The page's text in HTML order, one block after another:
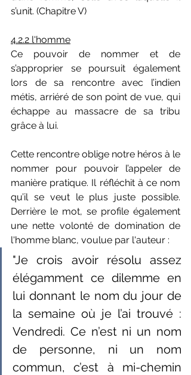
s’unit. (Chapitre V)
4.2.2 l'homme
Ce pouvoir de nommer et de
s’approprier se poursuit également
lors de sa rencontre avec l’indien
métis, arriéré de son point de vue, qui
échappe au massacre de sa tribu
grâce à lui.
Cette rencontre oblige notre héros à le
nommer pour pouvoir l’appeler de
manière pratique. Il réfléchit à ce nom
qu’il se veut le plus juste possible.
Derrière le mot, se profile également
une nette volonté de domination de
l'homme blanc, voulue par l'auteur :
"Je crois avoir résolu assez
élégamment ce dilemme en
lui donnant le nom du jour de
la semaine où je l’ai trouvé :
Vendredi. Ce n’est ni un nom
de personne, ni un nom
commun, c’est à mi-chemin